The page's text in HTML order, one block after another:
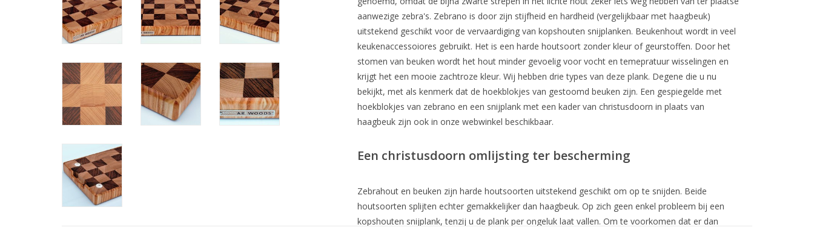
aanwezige zebra's. Zebrano is door zijn stijfheid en hardheid (vergelijkbaar met haagbeuk)
uitstekend geschikt voor de vervaardiging van kopshouten snijplanken. Beukenhout wordt in veel
keukenaccessoiores gebruikt. Het is een harde houtsoort zonder kleur of geurstoffen. Door het
stomen van beuken wordt het hout minder gevoelig voor vocht en temepratuur wisselingen en
krijgt het een mooie zachtroze kleur. Wij hebben drie types van deze plank. Degene die u nu
bekijkt, met als kenmerk dat de hoekblokjes van gestoomd beuken zijn. Een gespiegelde met
hoekblokjes van zebrano en een snijplank met een kader van christusdoorn in plaats van
haagbeuk zijn ook in onze webwinkel beschikbaar.
Een christusdoorn omlijsting ter bescherming
Zebrahout en beuken zijn harde houtsoorten uitstekend geschikt om op te snijden. Beide
houtsoorten splijten echter gemakkelijker dan haagbeuk. Op zich geen enkel probleem bij een
kopshouten snijplank, tenzij u de plank per ongeluk laat vallen. Om te voorkomen dat er dan